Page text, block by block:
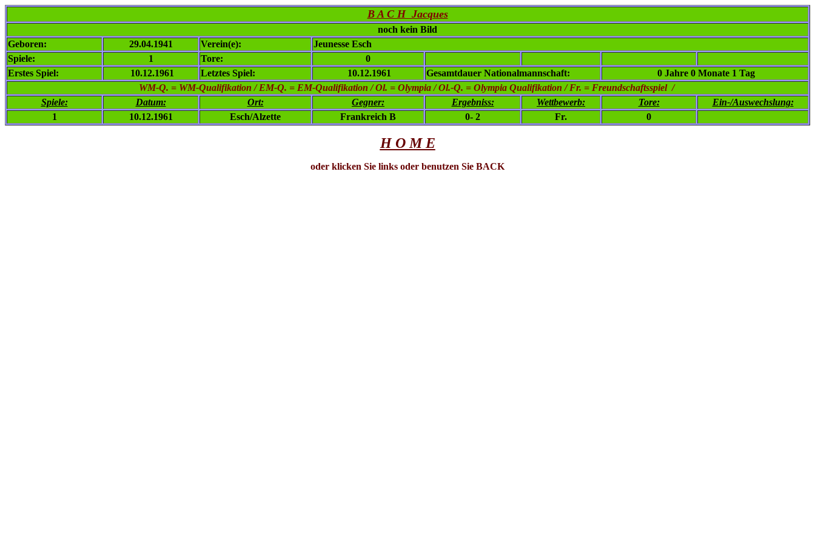
B A C H Jacques
noch kein Bild
Geboren:
29.04.1941 Verein(e):
Jeunesse Esch
Spiele:
1 Tore:
0
Erstes Spiel:
10.12.1961 Letztes Spiel: 10.12.1961 Gesamtdauer Nationalmannschaft:
0 Jahre 0 Monate 1 Tag
WM-Q. = WM-Qualifikation / EM-Q. = EM-Qualifikation / Ol. = Olympia / Ol.-Q. = Olympia Qualifikation / Fr. = Freundschaftsspiel /
Spiele:
Datum: Ort: Gegner: Ergebniss: Wettbewerb: Tore:
Ein-/Auswechslung:
1
10.12.1961 Esch/Alzette Frankreich B 0- 2 Fr. 0
H O M E
oder klicken Sie links oder benutzen Sie BACK